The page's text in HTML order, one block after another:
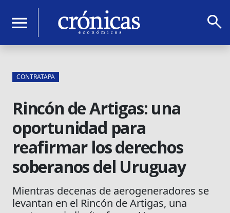
menu search
CONTRATAPA
Rincón de Artigas: una
oportunidad para
reafirmar los derechos
soberanos del Uruguay
Mientras decenas de aerogeneradores se
levantan en el Rincón de Artigas, una